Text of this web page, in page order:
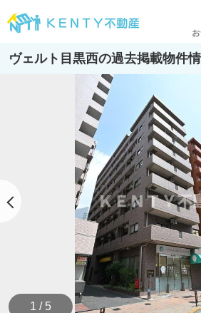
ヴェルト目黒西の過去掲載物件
1 / 5